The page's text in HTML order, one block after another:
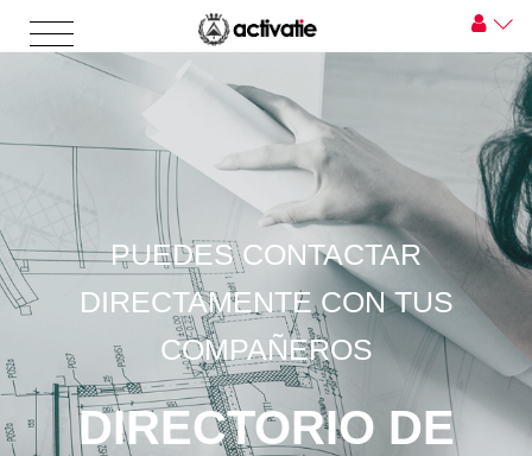
PUEDES CONTACTAR
DIRECTAMENTE CON TUS
COMPAÑEROS
DIRECTORIO DE